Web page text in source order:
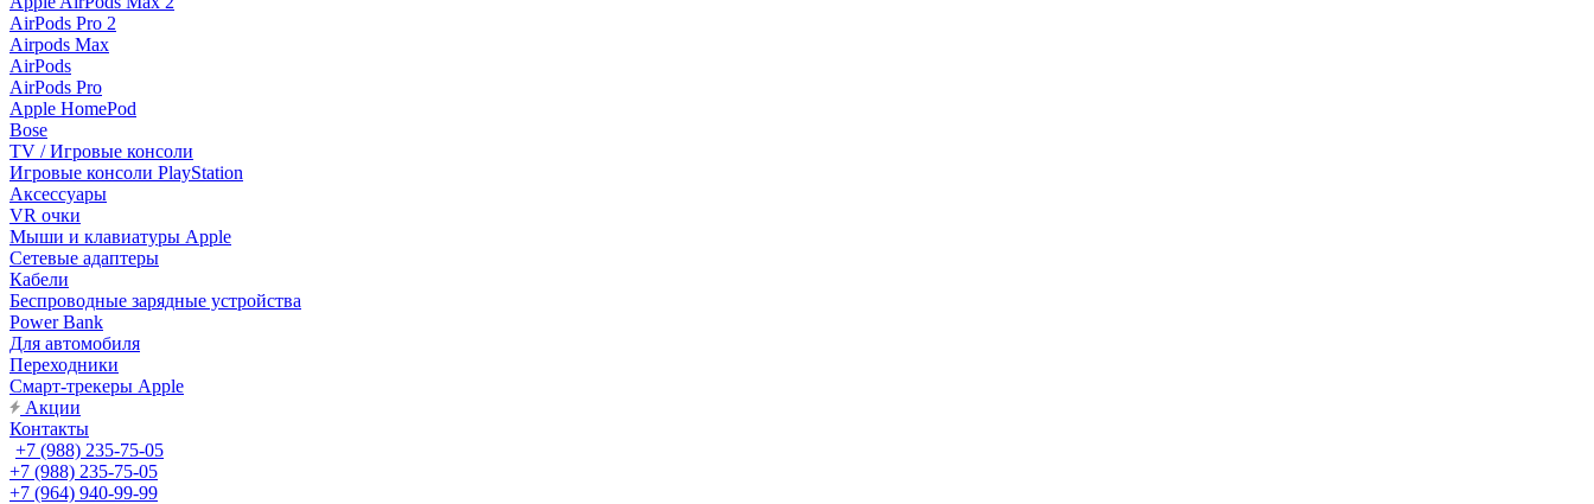
AirPods Pro 2
Airpods Max
AirPods
AirPods Pro
Apple HomePod
Bose
TV / Игровые консоли
Игровые консоли PlayStation
Аксессуары
VR очки
Мыши и клавиатуры Apple
Сетевые адаптеры
Кабели
Беспроводные зарядные устройства
Power Bank
Для автомобиля
Переходники
Смарт-трекеры Apple
Акции
Контакты
+7 (988) 235-75-05
+7 (988) 235-75-05
+7 (964) 940-99-99